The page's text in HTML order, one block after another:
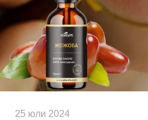
25 юли 2024